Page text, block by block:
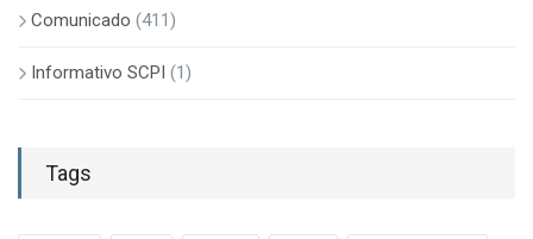
Comunicado (411)
Informativo SCPI (1)
Tags